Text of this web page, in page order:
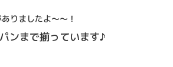
りましたよ～～！
ンまで揃っています♪